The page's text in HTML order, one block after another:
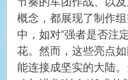
概念，都展现了制作
中，如对“强者是否注
花。然而，这些亮点
能连接成坚实的大陆